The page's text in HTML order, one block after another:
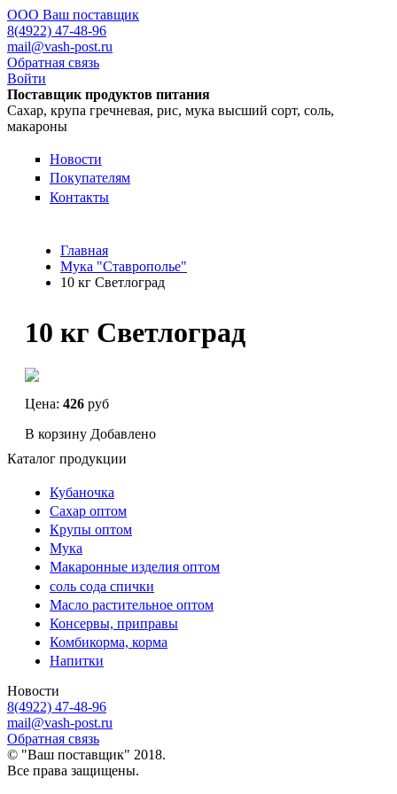
ООО Ваш поставщик
8(4922) 47-48-96
mail@vash-post.ru
Обратная связь
Войти
Поставщик продуктов питания
Сахар, крупа гречневая, рис, мука высший сорт, соль,
макароны
Новости
Покупателям
Контакты
Главная
Мука "Ставрополье"
10 кг Светлоград
10 кг Светлоград
Цена: 426 руб
В корзину Добавлено
Каталог продукции
Кубаночка
Сахар оптом
Крупы оптом
Мука
Макаронные изделия оптом
соль сода спички
Масло растительное оптом
Консервы, приправы
Комбикорма, корма
Напитки
Новости
8(4922) 47-48-96
mail@vash-post.ru
Обратная связь
© "Ваш поставщик" 2018.
Все права защищены.